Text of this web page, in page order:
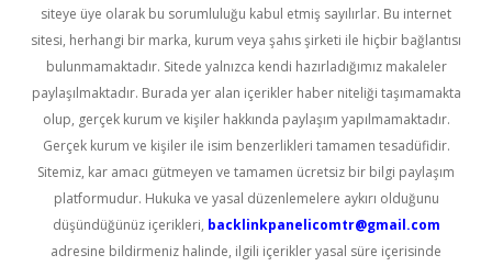
siteye üye olarak bu sorumluluğu kabul etmiş sayılırlar. Bu internet
sitesi, herhangi bir marka, kurum veya şahıs şirketi ile hiçbir bağlantısı
bulunmamaktadır. Sitede yalnızca kendi hazırladığımız makaleler
paylaşılmaktadır. Burada yer alan içerikler haber niteliği taşımamakta
olup, gerçek kurum ve kişiler hakkında paylaşım yapılmamaktadır.
Gerçek kurum ve kişiler ile isim benzerlikleri tamamen tesadüfidir.
Sitemiz, kar amacı gütmeyen ve tamamen ücretsiz bir bilgi paylaşım
platformudur. Hukuka ve yasal düzenlemelere aykırı olduğunu
düşündüğünüz içerikleri, backlinkpanelicomtr@gmail.com
adresine bildirmeniz halinde, ilgili içerikler yasal süre içerisinde